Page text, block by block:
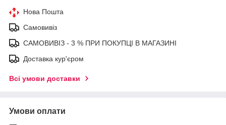
Нова Пошта
Самовивіз
САМОВИВІЗ - 3 % ПРИ ПОКУПЦІ В МАГАЗИНІ
Доставка кур'єром
Всі умови доставки
Умови оплати